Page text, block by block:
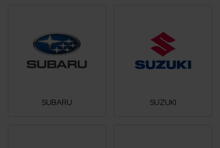
SUBARU SUZUKI